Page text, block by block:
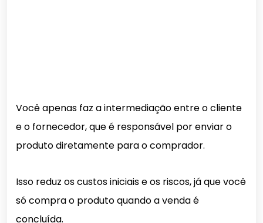
Você apenas faz a intermediação entre o cliente
e o fornecedor, que é responsável por enviar o
produto diretamente para o comprador.
Isso reduz os custos iniciais e os riscos, já que você
só compra o produto quando a venda é
concluída.